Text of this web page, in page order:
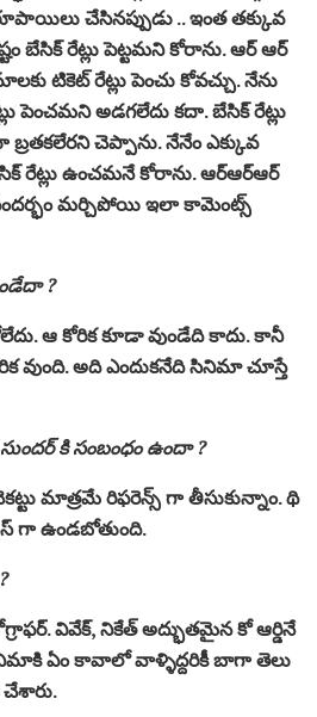
చేసినప్పుడు .. ఇంత తక్కువ
బేసిక్ రేట్లు పెట్టమని కోరాను. ఆర్ ఆర్
టికెట్ రేట్లు పెంచు కోవచ్చు. నేను
పెంచమని అడగలేదు కదా. బేసిక్ రేట్లు
బ్రతకలేరని చెప్పాను. నేనేం ఎక్కువ
రేట్లు ఉంచమనే కోరాను. ఆర్ఆర్ఆర్
మర్చిపోయి ఇలా కామెంట్స్
?
ఆ కోరిక కూడా వుండేది కాదు. కానీ
వుంది. అది ఎందుకనేది సినిమా చూస్తే
కి సంబంధం ఉందా ?
మాత్రమే రిఫరెన్స్ గా తీసుకున్నాం. థి
ఉండబోతుంది.
వివేక్, నికేత్ అద్భుతమైన కో ఆర్డినే
ఏం కావాలో వాళ్ళిద్దరికీ బాగా తెలు